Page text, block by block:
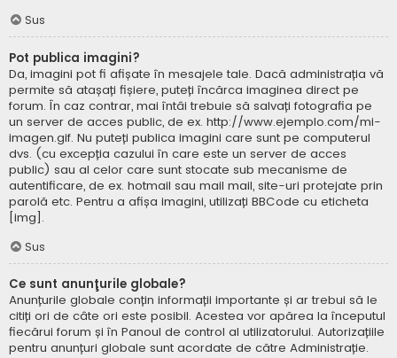
Sus
Pot publica imagini?
Da, imagini pot fi afișate în mesajele tale. Dacă administrația vă
permite să atașați fișiere, puteți încărca imaginea direct pe
forum. În caz contrar, mai întâi trebuie să salvați fotografia pe
un server de acces public, de ex. http://www.ejemplo.com/mi-
imagen.gif. Nu puteți publica imagini care sunt pe computerul
dvs. (cu excepția cazului în care este un server de acces
public) sau al celor care sunt stocate sub mecanisme de
autentificare, de ex. hotmail sau mail mail, site-uri protejate prin
parolă etc. Pentru a afișa imagini, utilizați BBCode cu eticheta
[img].
Sus
Ce sunt anunţurile globale?
Anunțurile globale conțin informații importante și ar trebui să le
citiți ori de câte ori este posibil. Acestea vor apărea la începutul
fiecărui forum și în Panoul de control al utilizatorului. Autorizațiile
pentru anunțuri globale sunt acordate de către Administrație.